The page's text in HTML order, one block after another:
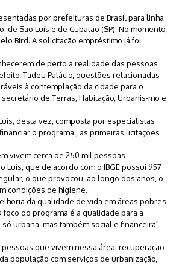
por prefeituras de Brasil para linha
São Luís e de Cubatão (SP). No momento,
Bird. A solicitação empréstimo já foi
de perto a realidade das pessoas
Tadeu Palácio, questões relacionadas
à contemplação da cidade para o
de Terras, Habitação, Urbanis-mo e
desta vez, composta por especialistas
o programa , as primeiras licitações
vivem cerca de 250 mil pessoas
que de acordo com o IBGE possui 957
o que provocou, ao longo dos anos, o
condições de higiene.
da qualidade de vida em áreas pobres
do programa é a qualidade para a
urbana, mas também social e financeira",
que vivem nessa área, recuperação
população com serviços de urbanização,